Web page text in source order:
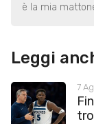
è la mia
Leggi
7